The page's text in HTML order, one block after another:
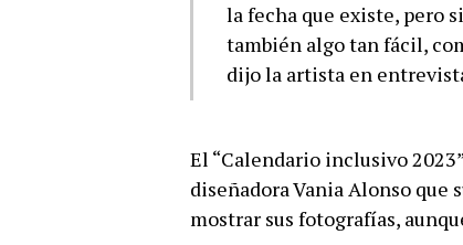
la fecha que existe, pero
también algo tan fácil,
dijo la artista en
El “Calendario inclusivo
diseñadora Vania Alonso que
mostrar sus fotografías,